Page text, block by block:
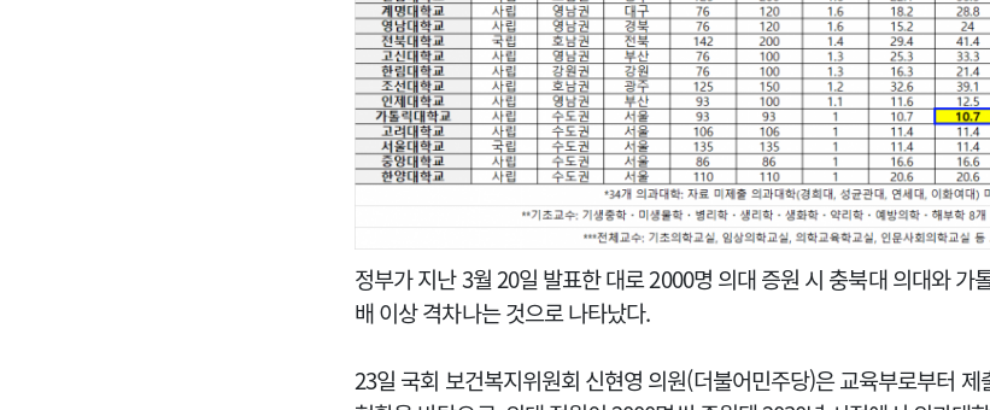
정부가 지난 3월 20일 발표한 대로 2000명 의대 증원 시 충북대 의대와 가
배 이상 격차나는 것으로 나타났다.
23일 국회 보건복지위원회 신현영 의원(더불어민주당)은 교육부로부터